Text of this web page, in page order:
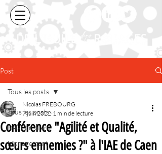
Post
Tous les posts
Relation client
Management
Tous les posts
Conférence "Agilité et Qualité,
sœurs ennemies ?" à l'IAE de Caen
Nicolas FREBOURG
7 juin 2022 1 min de lecture